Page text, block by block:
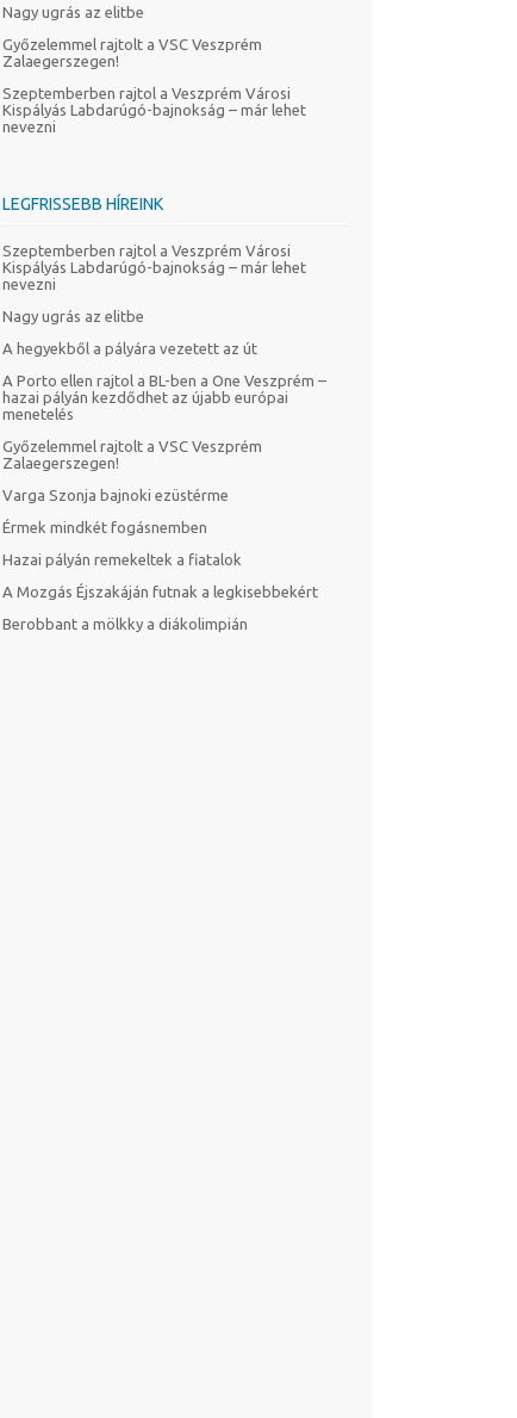
Nagy ugrás az elitbe
Győzelemmel rajtolt a VSC Veszprém
Zalaegerszegen!
Szeptemberben rajtol a Veszprém Városi
Kispályás Labdarúgó-bajnokság – már lehet
nevezni
LEGFRISSEBB HÍREINK
Szeptemberben rajtol a Veszprém Városi
Kispályás Labdarúgó-bajnokság – már lehet
nevezni
Nagy ugrás az elitbe
A hegyekből a pályára vezetett az út
A Porto ellen rajtol a BL-ben a One Veszprém –
hazai pályán kezdődhet az újabb európai
menetelés
Győzelemmel rajtolt a VSC Veszprém
Zalaegerszegen!
Varga Szonja bajnoki ezüstérme
Érmek mindkét fogásnemben
Hazai pályán remekeltek a fiatalok
A Mozgás Éjszakáján futnak a legkisebbekért
Berobbant a mölkky a diákolimpián